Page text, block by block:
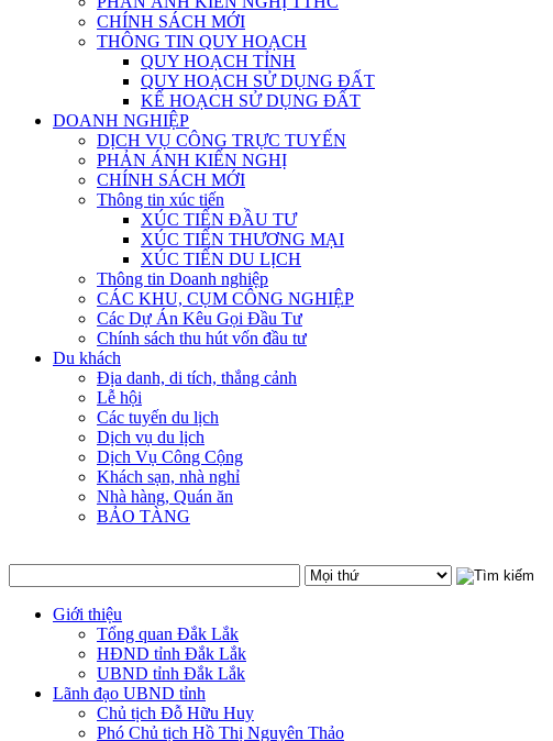
CHÍNH SÁCH MỚI
THÔNG TIN QUY HOẠCH
QUY HOẠCH TỈNH
QUY HOẠCH SỬ DỤNG ĐẤT
KẾ HOẠCH SỬ DỤNG ĐẤT
DOANH NGHIỆP
DỊCH VỤ CÔNG TRỰC TUYẾN
PHẢN ÁNH KIẾN NGHỊ
CHÍNH SÁCH MỚI
Thông tin xúc tiến
XÚC TIẾN ĐẦU TƯ
XÚC TIẾN THƯƠNG MẠI
XÚC TIẾN DU LỊCH
Thông tin Doanh nghiệp
CÁC KHU, CỤM CÔNG NGHIỆP
Các Dự Án Kêu Gọi Đầu Tư
Chính sách thu hút vốn đầu tư
Du khách
Địa danh, di tích, thắng cảnh
Lễ hội
Các tuyến du lịch
Dịch vụ du lịch
Dịch Vụ Công Cộng
Khách sạn, nhà nghỉ
Nhà hàng, Quán ăn
BẢO TÀNG
Giới thiệu
Tổng quan Đắk Lắk
HĐND tỉnh Đắk Lắk
UBND tỉnh Đắk Lắk
Lãnh đạo UBND tỉnh
Chủ tịch Đỗ Hữu Huy
Phó Chủ tịch Hồ Thị Nguyên Thảo